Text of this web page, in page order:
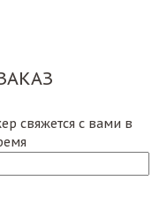
охотно помогаем
либо модель на
нам по номеру
обращение
и
свяжется с вами в